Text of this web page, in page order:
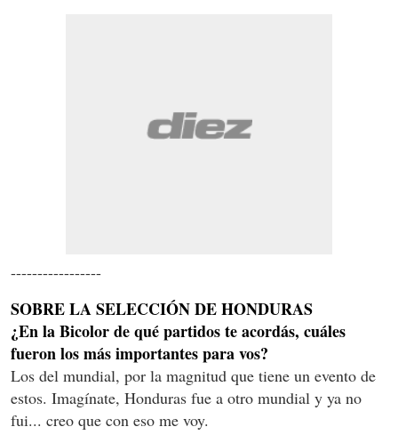
-----------------
SOBRE LA SELECCIÓN DE HONDURAS
¿En la Bicolor de qué partidos te acordás, cuáles
fueron los más importantes para vos?
Los del mundial, por la magnitud que tiene un evento de
estos. Imagínate, Honduras fue a otro mundial y ya no
fui... creo que con eso me voy.